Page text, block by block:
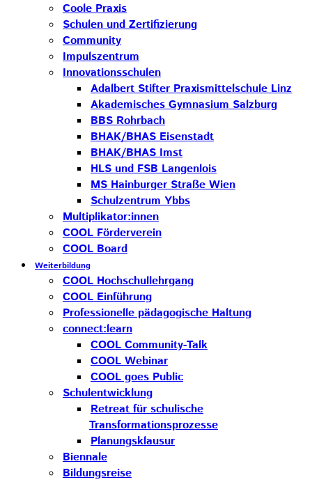
Coole Praxis
Schulen und Zertifizierung
Community
Impulszentrum
Innovationsschulen
Adalbert Stifter Praxismittelschule Linz
Akademisches Gymnasium Salzburg
BBS Rohrbach
BHAK/BHAS Eisenstadt
BHAK/BHAS Imst
HLS und FSB Langenlois
MS Hainburger Straße Wien
Schulzentrum Ybbs
Multiplikator:innen
COOL Förderverein
COOL Board
Weiterbildung
COOL Hochschullehrgang
COOL Einführung
Professionelle pädagogische Haltung
connect:learn
COOL Community-Talk
COOL Webinar
COOL goes Public
Schulentwicklung
Retreat für schulische
Transformationsprozesse
Planungsklausur
Biennale
Bildungsreise